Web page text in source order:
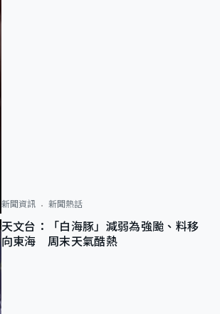
新聞資訊 新聞熱話
天文台：「白海豚」減弱為強颱、料移
向東海 周末天氣酷熱